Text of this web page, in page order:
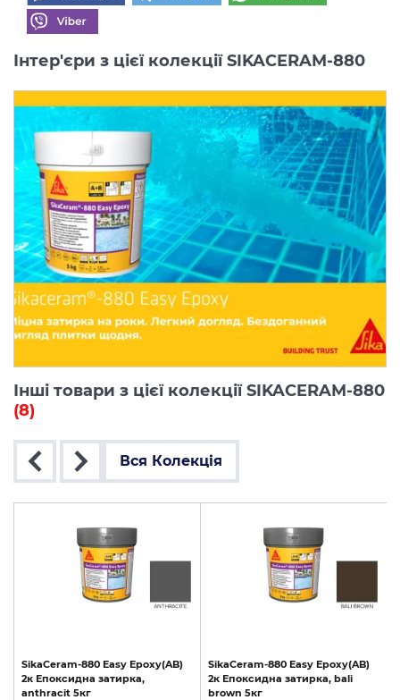
Інтер'єри з цієї колекції SIKACERAM-880
Інші товари з цієї колекції SIKACERAM-880
(8)
Вся Колекція
SikaCeram-880 Easy Epoxy(AB)
2к Епоксидна затирка,
anthracit 5кг
SikaCeram-880 Easy Epoxy(AB)
2к Епоксидна затирка, bali
brown 5кг